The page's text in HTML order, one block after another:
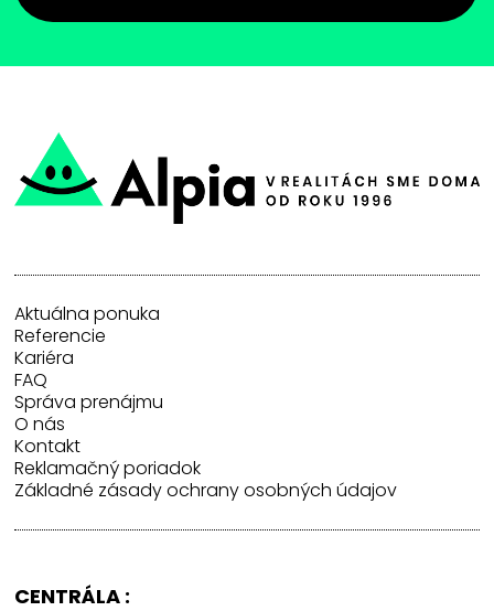
Aktuálna ponuka
Referencie
Kariéra
FAQ
Správa prenájmu
O nás
Kontakt
Reklamačný poriadok
Základné zásady ochrany osobných údajov
CENTRÁLA :